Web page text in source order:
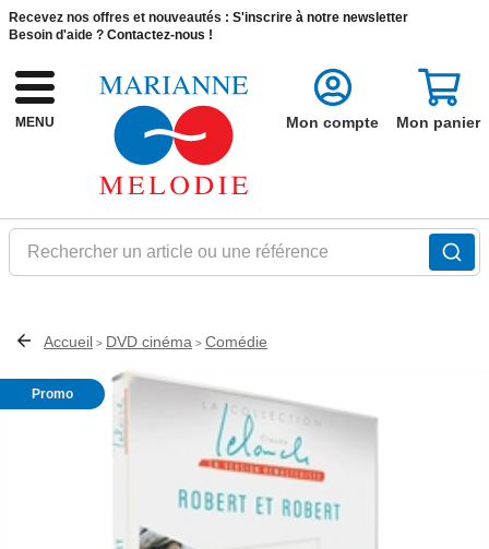
Recevez nos offres et nouveautés : S'inscrire à notre newsletter
Besoin d'aide ? Contactez-nous !
MENU
Rechercher un article ou une référence
Mon compte Mon panier
Accueil > DVD cinéma > Comédie
Promo